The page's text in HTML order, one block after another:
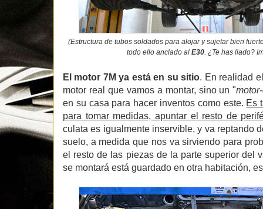
(Estructura de tubos soldados para alojar y sujetar bien
todo ello anclado al E30. ¿Te has liado?
El motor 7M ya está en su sitio. En realidad
motor real que vamos a montar, sino un "
en su casa para hacer inventos como este. Es
para tomar medidas, apuntar el resto de
culata es igualmente inservible, y va reptando
suelo, a medida que nos va sirviendo para
el resto de las piezas de la parte superior del
se montará está guardado en otra habitación,